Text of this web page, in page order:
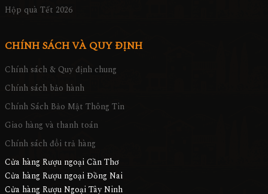
Rượu Vương tài kim ngưu
CHÍNH SÁCH VÀ QUY ĐỊNH
Chính sách & Quy định chung
Chính sách bảo hành
Chính Sách Bảo Mật Thông Tin
Giao hàng và thanh toán
Chính sách đổi trả hàng
Cửa hàng Rượu ngoại Cần Thơ